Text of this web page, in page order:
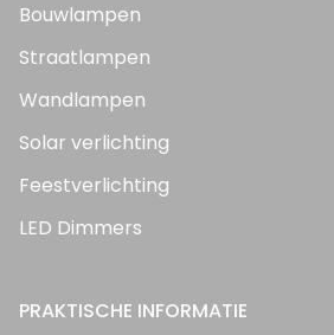
Bouwlampen
Straatlampen
Wandlampen
Solar verlichting
Feestverlichting
LED Dimmers
PRAKTISCHE INFORMATIE